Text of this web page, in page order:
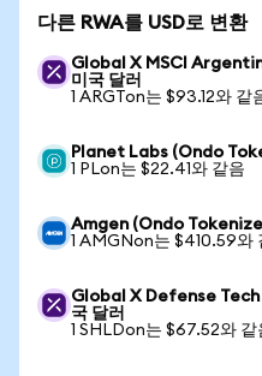
다른 RWA를 USD로 변환
Global X MSCI
미국 달러
1 ARGTon는 $93.12와 같
Planet Labs (Ondo
1 PLon는 $22.41와 같음
Amgen (Ondo
1 AMGNon는 $410.59와
Global X Defense Tech
국 달러
1 SHLDon는 $67.52와 같